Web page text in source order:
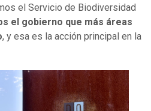
el Servicio de Biodiversidad
el gobierno que más áreas
, y esa es la acción principal en la